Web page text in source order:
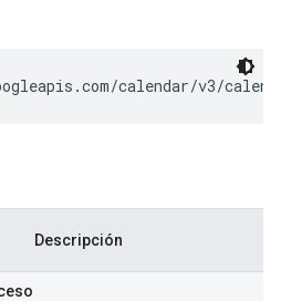
calendar/v3/
Descripción